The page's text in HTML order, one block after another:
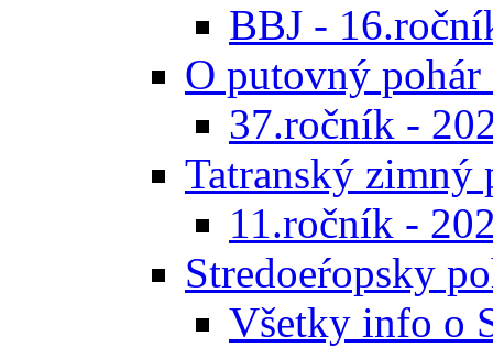
BBJ -
O putovný
37.ročník -
Tatranský zimný
11.ročník -
Stredoeŕopsky
Všetky info o